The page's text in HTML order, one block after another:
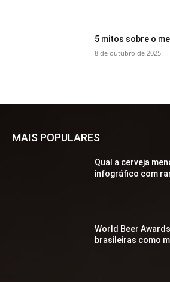
5 mitos sobre o
8 de outubro de 2025
MAIS POPULARES
Qual a cerveja
infográfico com
World Beer
brasileiras como